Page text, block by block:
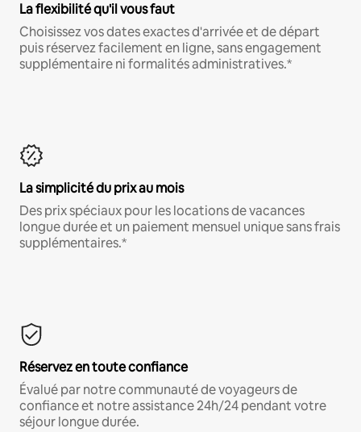
La flexibilité qu'il vous faut
Choisissez vos dates exactes d'arrivée et de départ
puis réservez facilement en ligne, sans engagement
supplémentaire ni formalités administratives.*
La simplicité du prix au mois
Des prix spéciaux pour les locations de vacances
longue durée et un paiement mensuel unique sans frais
supplémentaires.*
Réservez en toute confiance
Évalué par notre communauté de voyageurs de
confiance et notre assistance 24h/24 pendant votre
séjour longue durée.